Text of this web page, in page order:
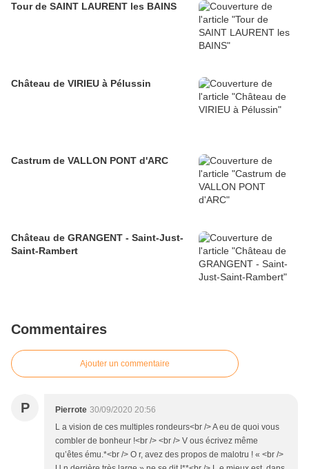
Tour de SAINT LAURENT les BAINS
Château de VIRIEU à Pélussin
Castrum de VALLON PONT d'ARC
Château de GRANGENT - Saint-Just-
Saint-Rambert
Commentaires
Ajouter un commentaire
P Pierrote 30/09/2020 20:56
L a vision de ces multiples rondeurs<br /> A eu de quoi vous
combler de bonheur !<br /> <br /> V ous écrivez même
qu’êtes ému.*<br /> O r, avez des propos de malotru ! « <br />